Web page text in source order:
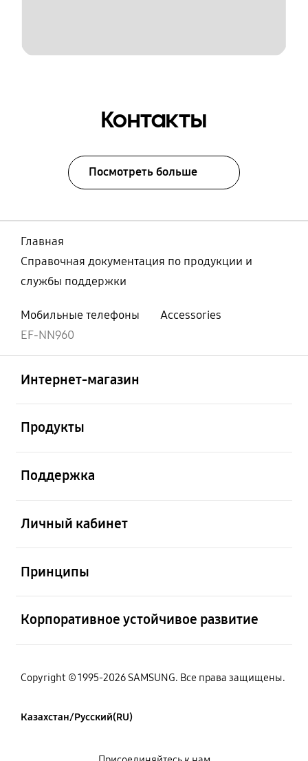
Контакты
Посмотреть больше
Главная
Справочная документация по продукции и
службы поддержки
Мобильные телефоны
Accessories
EF-NN960
Интернет-магазин
Продукты
Поддержка
Личный кабинет
Принципы
Корпоративное устойчивое развитие
Copyright © 1995-2026 SAMSUNG. Все права защищены.
Казахстан/Русский(RU)